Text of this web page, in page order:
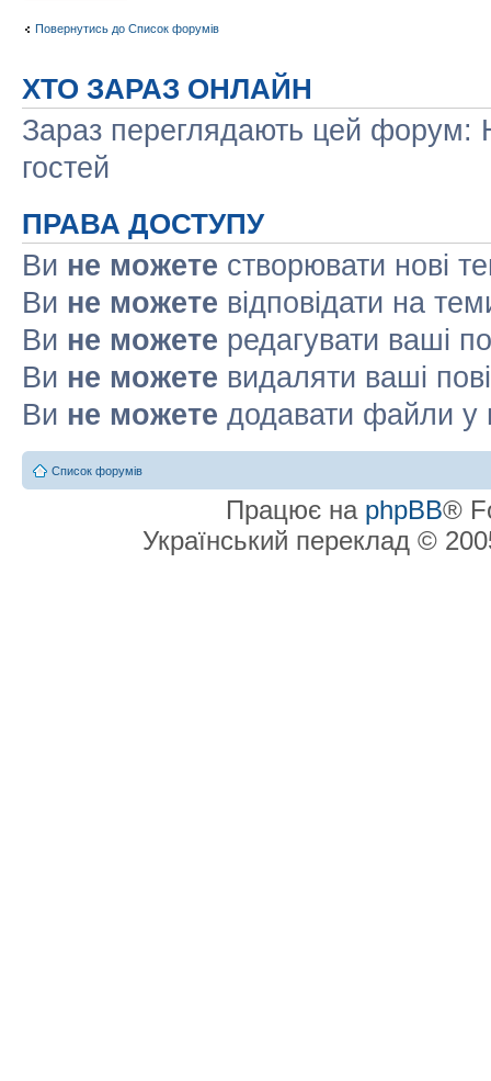
Повернутись до Список форумів
ХТО ЗАРАЗ ОНЛАЙН
Зараз переглядають цей форум:
гостей
ПРАВА ДОСТУПУ
Ви не можете створювати нові
Ви не можете відповідати на
Ви не можете редагувати ваші
Ви не можете видаляти ваші
Ви не можете додавати файли у
Список форумів
Працює на phpBB®
Український переклад ©